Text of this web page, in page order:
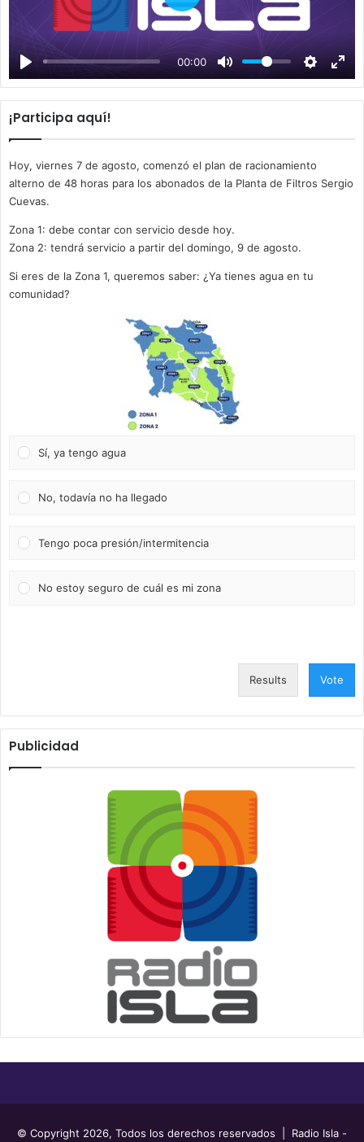
00:00
P
a
y
¡Participa aquí!
Hoy, viernes 7 de agosto, comenzó el plan de racionamiento
alterno de 48 horas para los abonados de la Planta de Filtros Sergio
Cuevas.
Zona 1: debe contar con servicio desde hoy.
Zona 2: tendrá servicio a partir del domingo, 9 de agosto.
Si eres de la Zona 1, queremos saber: ¿Ya tienes agua en tu
comunidad?
Sí, ya tengo agua
No, todavía no ha llegado
Tengo poca presión/intermitencia
No estoy seguro de cuál es mi zona
Results Vote
Publicidad
© Copyright 2026, Todos los derechos reservados | Radio Isla -